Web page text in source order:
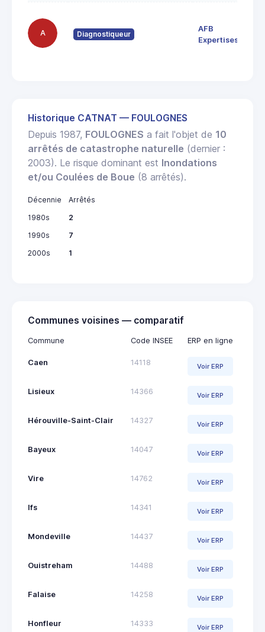
A Diagnostiqueur
AFB
Expertises
Historique CATNAT — FOULOGNES
Depuis 1987, FOULOGNES a fait l'objet de 10
arrêtés de catastrophe naturelle (dernier :
2003). Le risque dominant est Inondations
et/ou Coulées de Boue (8 arrêtés).
Décennie
Arrêtés
1980s
2
1990s
7
2000s
1
Communes voisines — comparatif
Commune Code INSEE ERP en ligne
Caen 14118 Voir ERP
Lisieux 14366 Voir ERP
Hérouville-Saint-Clair 14327 Voir ERP
Bayeux 14047 Voir ERP
Vire 14762 Voir ERP
Ifs 14341 Voir ERP
Mondeville 14437 Voir ERP
Ouistreham 14488 Voir ERP
Falaise 14258 Voir ERP
Honfleur 14333 Voir ERP